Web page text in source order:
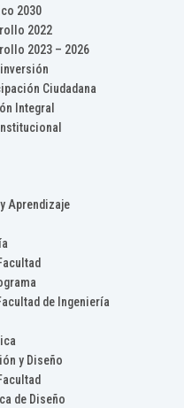
2030
2022
2023 – 2026
Ciudadana
Integral
Aprendizaje
de Ingeniería
y Diseño
de Diseño